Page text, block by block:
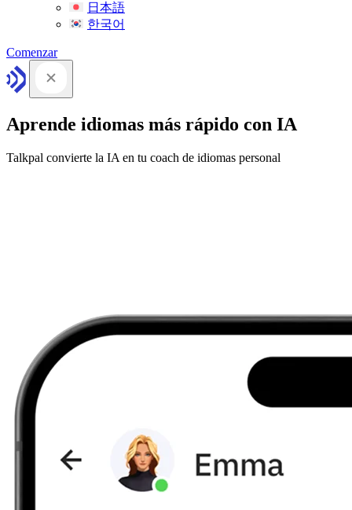
日本語
한국어
Comenzar
Aprende idiomas más rápido con IA
Talkpal convierte la IA en tu coach de idiomas personal